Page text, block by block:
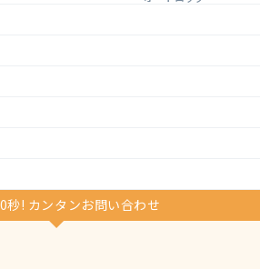
秒! カンタンお問い合わせ